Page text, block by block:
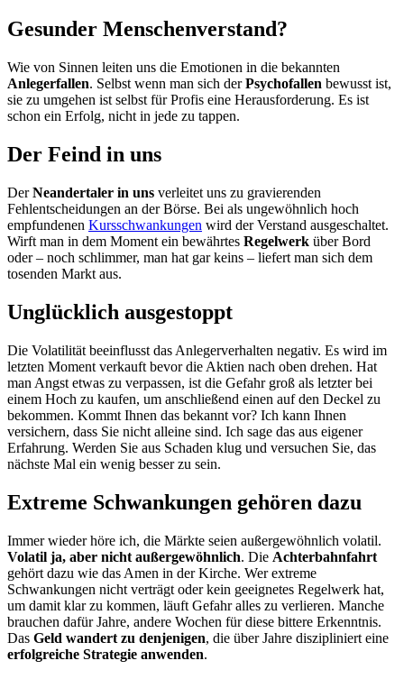
Gesunder Menschenverstand?
Wie von Sinnen leiten uns die Emotionen in die bekannten
Anlegerfallen. Selbst wenn man sich derPsychofallen bewusst ist,
sie zu umgehen ist selbst für Profis eine Herausforderung. Es ist
schon ein Erfolg, nicht in jede zu tappen.
Der Feind in uns
DerNeandertaler in uns verleitet uns zu gravierenden
Fehlentscheidungen an der Börse. Bei als ungewöhnlich hoch
empfundenen Kursschwankungen wird der Verstand ausgeschaltet.
Wirft man in dem Moment ein bewährtes Regelwerk über Bord
oder – noch schlimmer, man hat gar keins – liefert man sich dem
tosenden Markt aus.
Unglücklich ausgestoppt
Die Volatilität beeinflusst das Anlegerverhalten negativ. Es wird im
letzten Moment verkauft bevor die Aktien nach oben drehen. Hat
man Angst etwas zu verpassen, ist die Gefahr groß als letzter bei
einem Hoch zu kaufen, um anschließend einen auf den Deckel zu
bekommen. Kommt Ihnen das bekannt vor? Ich kann Ihnen
versichern, dass Sie nicht alleine sind. Ich sage das aus eigener
Erfahrung. Werden Sie aus Schaden klug und versuchen Sie, das
nächste Mal ein wenig besser zu sein.
Extreme Schwankungen gehören dazu
Immer wieder höre ich, die Märkte seien außergewöhnlich volatil.
Volatil ja, aber nicht außergewöhnlich. Die Achterbahnfahrt
gehört dazu wie das Amen in der Kirche. Wer extreme
Schwankungen nicht verträgt oder kein geeignetes Regelwerk hat,
um damit klar zu kommen, läuft Gefahr alles zu verlieren. Manche
brauchen dafür Jahre, andere Wochen für diese bittere Erkenntnis.
Das Geld wandert zu denjenigen, die über Jahre diszipliniert eine
erfolgreiche Strategie anwenden.